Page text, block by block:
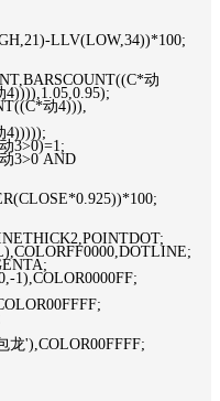
LLV(LOW,34))*100;
动
动4))),
4)))));
3>0)=1;
3>0 AND
1),COLOR0000FF;
龙'),COLOR00FFFF;